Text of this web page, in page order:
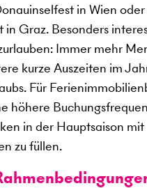
in Wien
in Graz. Besonders
Immer mehr
kurze Auszeiten im
Für
höhere
in der Hauptsaison mit
zu füllen.